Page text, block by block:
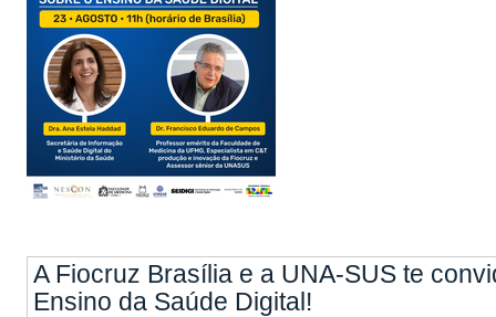
A Fiocruz Brasília e a UNA-SUS te
Ensino da Saúde Digital!